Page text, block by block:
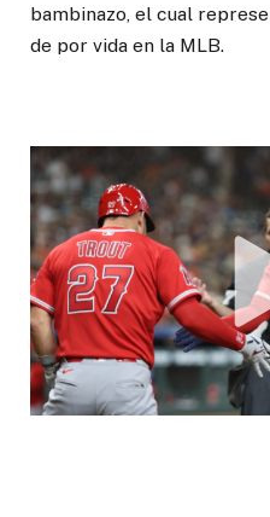
bambinazo, el cual
de por vida en la MLB.